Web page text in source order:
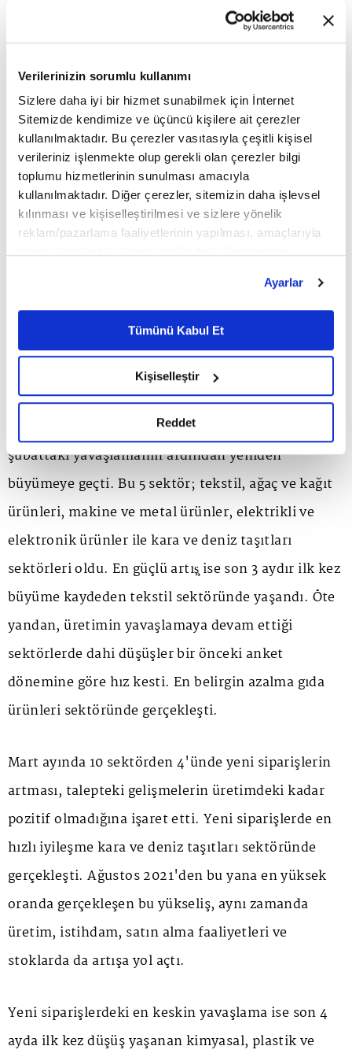
Verilerinizin sorumlu kullanımı
Sizlere daha iyi bir hizmet sunabilmek için İnternet
Sitemizde kendimize ve üçüncü kişilere ait çerezler
kullanılmaktadır. Bu çerezler vasıtasıyla çeşitli kişisel
verileriniz işlenmekte olup gerekli olan çerezler bilgi
toplumu hizmetlerinin sunulması amacıyla
kullanılmaktadır. Diğer çerezler, sitemizin daha işlevsel
kılınması ve kişiselleştirilmesi ve sizlere yönelik
reklam/pazarlama faaliyetlerinin yapılması, amaçlarıyla
belirleyebilirsiniz. Çerezlere ilişkin detaylı bilgi için
Ayarlar butonuna tıklayabilir,Çerez Bilgilendirme
Metnimizi ziyaret edebilirsiniz.
6698 sayılı Kişisel Verilerin Korunması Kanunu uyarınca
okumak ve sitemizi ziyaretiniz kapsamında
gerçekleştirilen veri işleme faaliyetleri ile ilgili daha
detaylı bilgi almak için lütfentıklayınız.
Ayarlar
Tümünü Kabul Et
Kişiselleştir
Reddet
maliyetleri hem de nihai ürün fiyatları keskin bir
şekilde artmaya devam etti. Ancak her ikisinde de
enflasyon oranları şubat ayına göre düşük
gerçekleşti. Aynı dönemde tedarik zinciri
aksamalarında da hafifleme belirtileri gözlendi.
Teslimat süreleri üst üste 3. ay artış kaydetti ancak
deprem kaynaklı gecikmelerin azalmasına bağlı
olarak tedarikçi performansındaki bozulma çok
daha ılımlı seyretti.
TAKİP EDİLEN 10 SEKTÖRDEN 5'İ YENİDEN
BÜYÜMEYE GEÇTİ
İstanbul Sanayi Odası Türkiye Sektörel PMI mart
ayı raporuna göre, anket kapsamında takip edilen
10 sektörün 6'sı üretimini artırırken, 5 sektör de
şubattaki yavaşlamanın ardından yeniden
büyümeye geçti. Bu 5 sektör; tekstil, ağaç ve kağıt
ürünleri, makine ve metal ürünler, elektrikli ve
elektronik ürünler ile kara ve deniz taşıtları
sektörleri oldu. En güçlü artış̧ ise son 3 aydır ilk kez
büyüme kaydeden tekstil sektöründe yaşandı. Öte
yandan, üretimin yavaşlamaya devam ettiği
sektörlerde dahi düşüşler bir önceki anket
dönemine göre hız kesti. En belirgin azalma gıda
ürünleri sektöründe gerçekleşti.
Mart ayında 10 sektörden 4'ünde yeni siparişlerin
artması, talepteki gelişmelerin üretimdeki kadar
pozitif olmadığına işaret etti. Yeni siparişlerde en
hızlı iyileşme kara ve deniz taşıtları sektöründe
gerçekleşti. Ağustos 2021'den bu yana en yüksek
oranda gerçekleşen bu yükseliş, aynı zamanda
üretim, istihdam, satın alma faaliyetleri ve
stoklarda da artışa yol açtı.
Yeni siparişlerdeki en keskin yavaşlama ise son 4
ayda ilk kez düşüş yaşanan kimyasal, plastik ve